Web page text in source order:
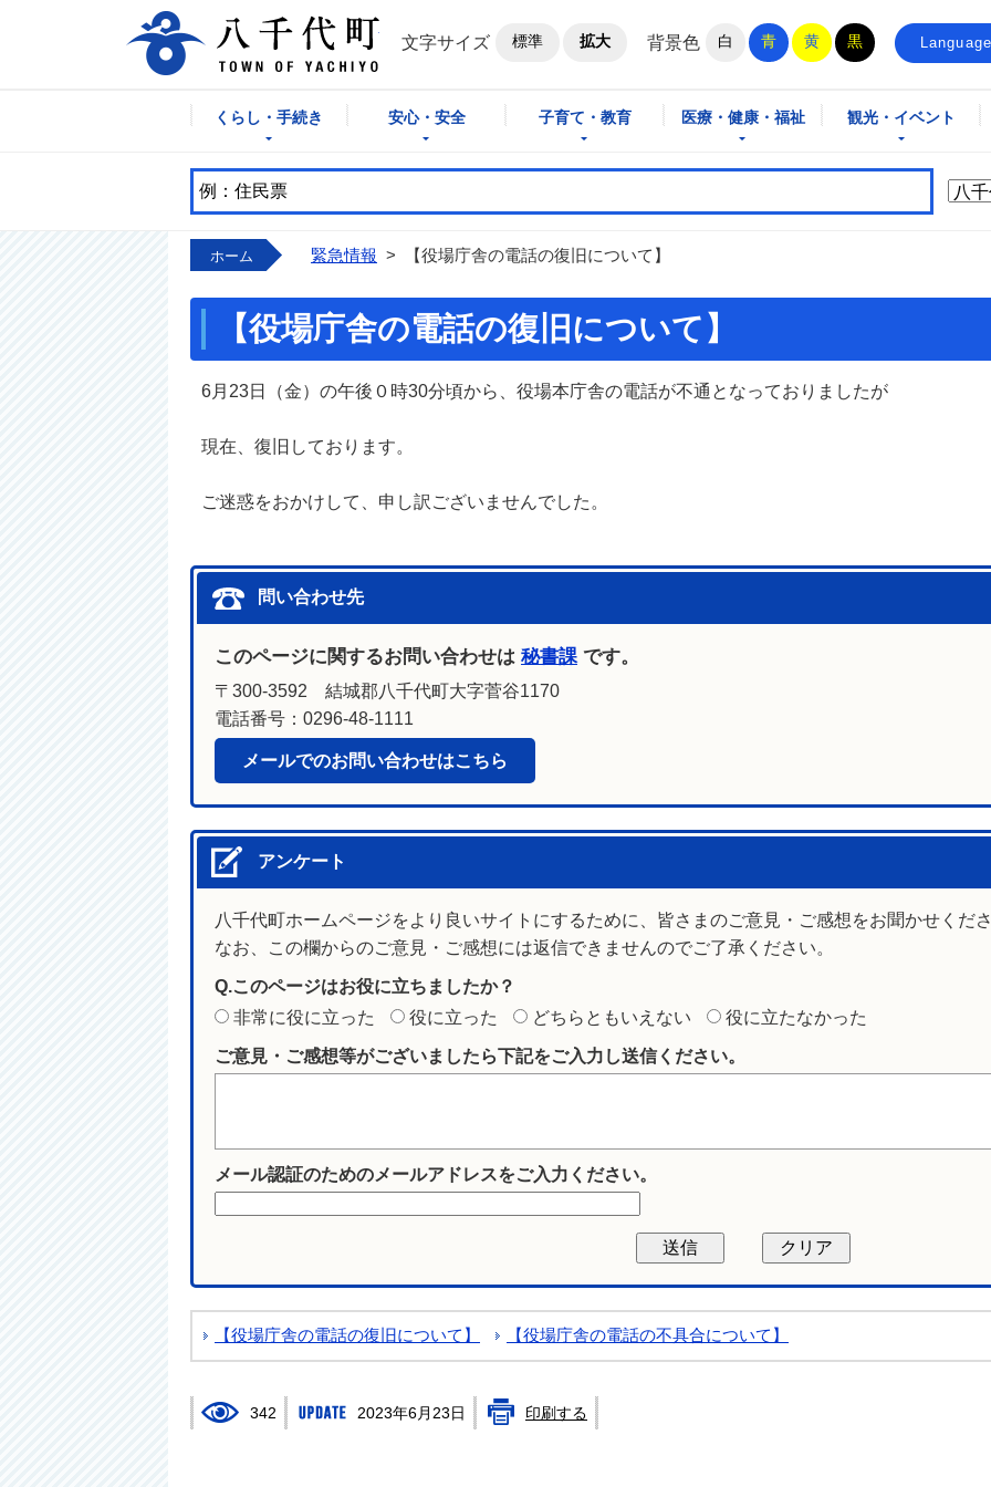
八千代町公式ホームページ
文字サイズ
標準 拡大 背景色 白 青 黄 黒
くらし・手続き 安心・安全 子育て・教育 医療・健康・福祉 観光・イベント
ホーム 緊急情報 > 【役場庁舎の電話の復旧について】
【役場庁舎の電話の復旧について】
6月23日（金）の午後０時30分頃から、役場本庁舎の電話が不通となっておりましたが
現在、復旧しております。
ご迷惑をおかけして、申し訳ございませんでした。
問い合わせ先
このページに関するお問い合わせは 秘書課 です。
〒300-3592 結城郡八千代町大字菅谷1170
電話番号：0296-48-1111
メールでのお問い合わせはこちら
アンケート
八千代町ホームページをより良いサイトにするために、皆さまのご意見・ご感想をお聞かせくだ
なお、この欄からのご意見・ご感想には返信できませんのでご了承ください。
Q.このページはお役に立ちましたか？
非常に役に立った
役に立った どちらともいえない 役に立たなかった
ご意見・ご感想等がございましたら下記をご入力し送信ください。
メール認証のためのメールアドレスをご入力ください。
【役場庁舎の電話の復旧について】 【役場庁舎の電話の不具合について】
342 2023年6月23日 印刷する